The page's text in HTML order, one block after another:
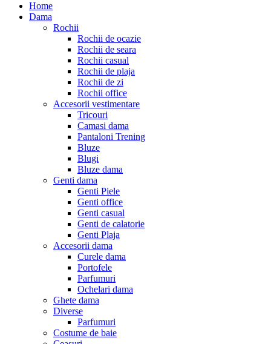
Home
Dama
Rochii
Rochii de ocazie
Rochii de seara
Rochii casual
Rochii de plaja
Rochii de zi
Rochii office
Accesorii vestimentare
Tricouri
Camasi dama
Pantaloni Trening
Bluze
Blugi
Bluze dama
Genti dama
Genti Piele
Genti office
Genti casual
Genti de calatorie
Genti Plaja
Accesorii dama
Curele dama
Portofele
Parfumuri
Ochelari dama
Ghete dama
Diverse
Parfumuri
Costume de baie